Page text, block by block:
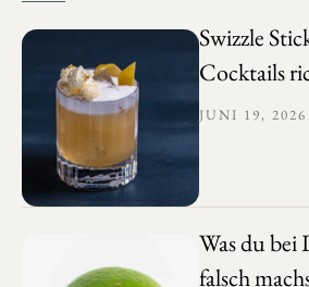
Swizzle
Cocktails
JUNI 19, 2026
Was du bei
falsch